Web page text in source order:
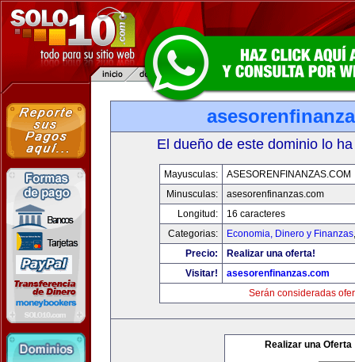
El dueño de este dominio lo
Mayusculas:
ASESORENFINANZAS.COM
Minusculas:
asesorenfinanzas.com
Longitud:
16 caracteres
Categorias:
Economia, Dinero y Finanzas
Precio:
Realizar una oferta!
Visitar!
asesorenfinanzas.com
Serán consideradas
Realizar una Oferta